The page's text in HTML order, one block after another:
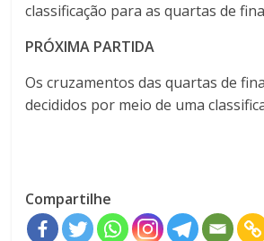
classificação para as quartas de
PRÓXIMA PARTIDA
Os cruzamentos das quartas de
decididos por meio de uma
Compartilhe